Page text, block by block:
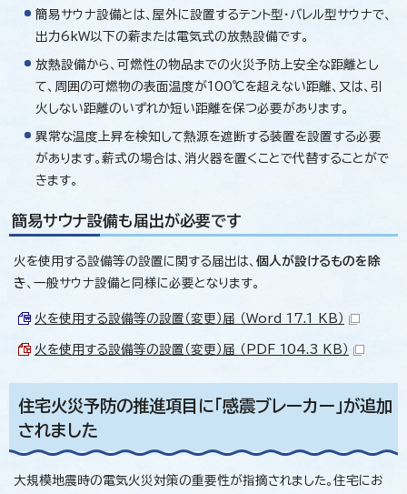
簡易サウナ設備とは、屋外に設置するテント型・バレル型サウナで、
出力6kW以下の薪または電気式の放熱設備です。
放熱設備から、可燃性の物品までの火災予防上安全な距離とし
て、周囲の可燃物の表面温度が100℃を超えない距離、又は、引
火しない距離のいずれか短い距離を保つ必要があります。
異常な温度上昇を検知して熱源を遮断する装置を設置する必要
があります。薪式の場合は、消火器を置くことで代替することがで
きます。
簡易サウナ設備も届出が必要です
火を使用する設備等の設置に関する届出は、 個人が設けるものを除
き、一般サウナ設備と同様に必要となります。
火を使用する設備等の設置（変更）届 （Word 17.1 KB）
火を使用する設備等の設置（変更）届 （PDF 104.3 KB）
住宅火災予防の推進項目に「感震ブレーカー」が追加
されました
大規模地震時の電気火災対策の重要性が指摘されました。住宅にお